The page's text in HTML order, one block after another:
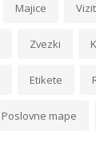
Majice
Zvezki
Etikete
Poslovne mape